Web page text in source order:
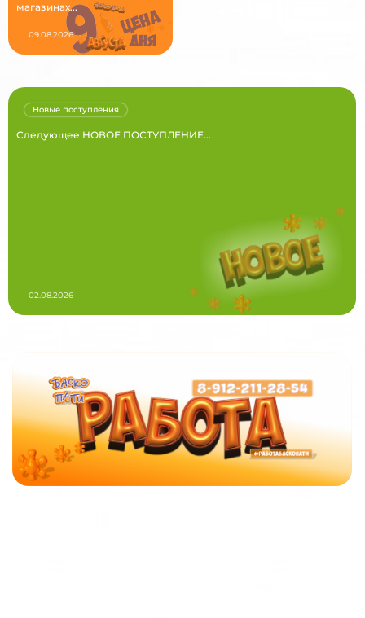
магазинах...
09.08.2026
Следующее НОВОЕ ПОСТУПЛЕНИЕ...
Новые поступления
02.08.2026